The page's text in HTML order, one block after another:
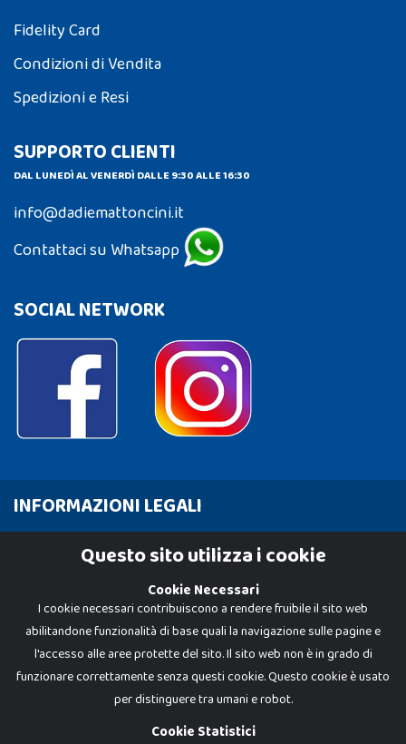
Fidelity Card
Condizioni di Vendita
Spedizioni e Resi
SUPPORTO CLIENTI
DAL LUNEDÌ AL VENERDÌ DALLE 9:30 ALLE 16:30
info@dadiemattoncini.it
Contattaci su Whatsapp
SOCIAL NETWORK
INFORMAZIONI LEGALI
Cookie PolicyQuesto sito utilizza i cookie
Cookie Necessari
I cookie necessari contribuiscono a rendere fruibile il sito web
abilitandone funzionalità di base quali la navigazione sulle pagine e
l'accesso alle aree protette del sito. Il sito web non è in grado di
funzionare correttamente senza questi cookie. Questo cookie è usato
per distinguere tra umani e robot.
Cookie Statistici